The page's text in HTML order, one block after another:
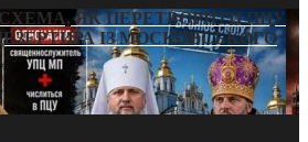
ЯК ПЕРЕТВОРИТИ ПЦУ
ІЗ МОСКОВСЬКОГО